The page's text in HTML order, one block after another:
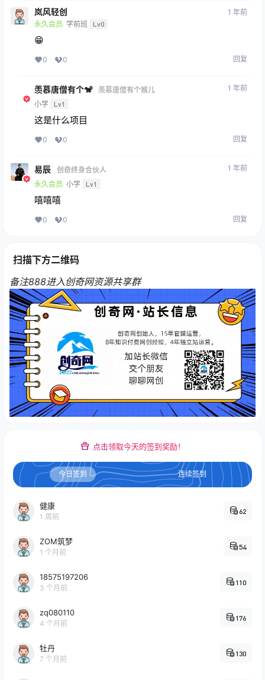
岚风轻创
永久会员 学前班 Lv0
1 年前
😁
0 0 回复
羡慕唐僧有个🐒
羡慕唐僧有个猴儿
小学 Lv1
1 年前
这是什么项目
0 0 回复
易辰
创奇终身合伙人
永久会员 小学 Lv1
1 年前
嘻嘻嘻
0 0 回复
扫描下方二维码
备注888进入创奇网资源共享群
点击领取今天的签到奖励！
今日签到 连续签到
健康
1 周前
62
ZOM筑梦
1 个月前
54
18575197206
3 个月前
110
zq080110
4 个月前
176
牡丹
7 个月前
130